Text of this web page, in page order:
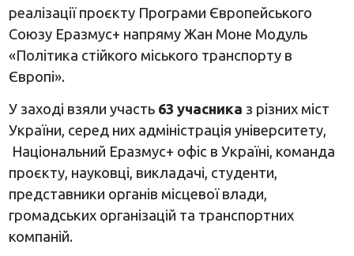
реалізації проєкту Програми Європейського
Союзу Еразмус+ напряму Жан Моне Модуль
«Політика стійкого міського транспорту в
Європі».
У заході взяли участь 63 учасника з різних міст
України, серед них адміністрація університету,
Національний Еразмус+ офіс в Україні, команда
проєкту, науковці, викладачі, студенти,
представники органів місцевої влади,
громадських організацій та транспортних
компаній.